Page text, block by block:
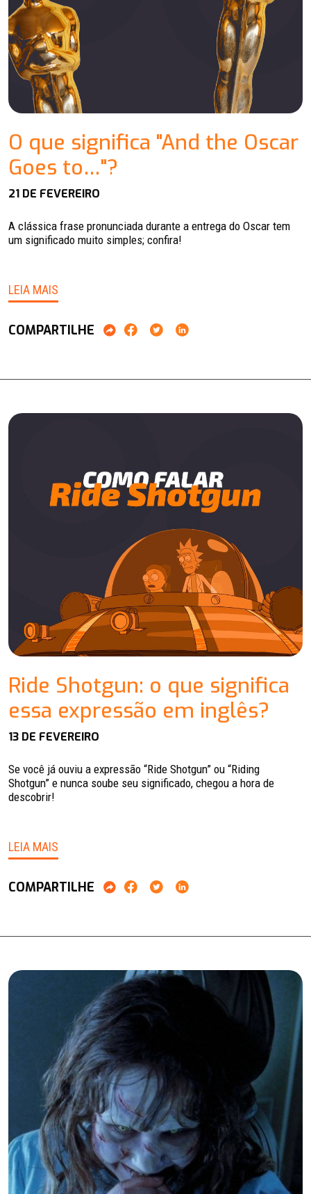
O que significa "And the Oscar
Goes to…"?
21 DE FEVEREIRO
A clássica frase pronunciada durante a entrega do Oscar tem
um significado muito simples; confira!
LEIA MAIS
COMPARTILHE
Ride Shotgun: o que significa
essa expressão em inglês?
13 DE FEVEREIRO
Se você já ouviu a expressão “Ride Shotgun” ou “Riding
Shotgun” e nunca soube seu significado, chegou a hora de
descobrir!
LEIA MAIS
COMPARTILHE